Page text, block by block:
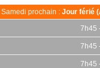
Samedi prochain : Jour férié
7h45
7h45
7h45